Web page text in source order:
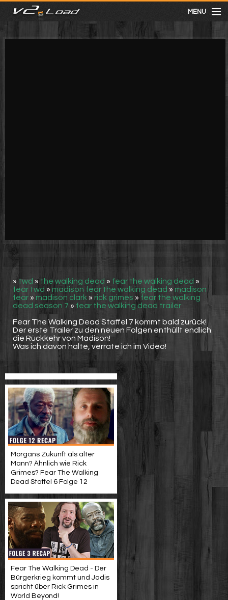
MENU
meist gesehen
» twd » the walking dead » fear the walking dead »
fear twd » madison fear the walking dead » madison
fear » madison clark » rick grimes » fear the walking
dead season 7 » fear the walking dead trailer
Fear The Walking Dead Staffel 7 kommt bald zurück!
Der erste Trailer zu den neuen Folgen enthüllt endlich
die Rückkehr von Madison!
Was ich davon halte, verrate ich im Video!
Morgans Zukunft als alter
Mann? Ähnlich wie Rick
Grimes? Fear The Walking
Dead Staffel 6 Folge 12
Fear The Walking Dead - Der
Bürgerkrieg kommt und Jadis
spricht über Rick Grimes in
World Beyond!